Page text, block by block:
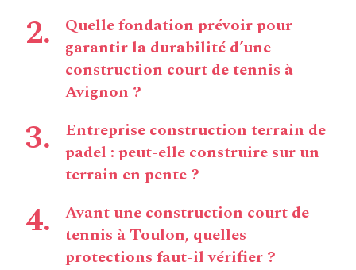
Quelle fondation prévoir pour
garantir la durabilité d’une
construction court de tennis à
Avignon ?
Entreprise construction terrain de
padel : peut-elle construire sur un
terrain en pente ?
Avant une construction court de
tennis à Toulon, quelles
protections faut-il vérifier ?